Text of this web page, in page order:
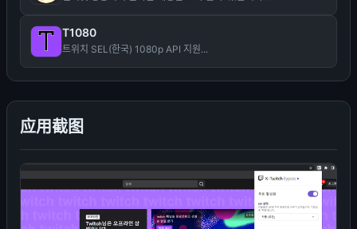
应用截图
T1080
트위치 SEL(한국) 1080p API 지원...